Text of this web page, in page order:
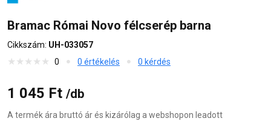
Bramac Római Novo félcserép barna
Cikkszám: UH-033057
0
0 értékelés 0 kérdés
1 045 Ft /db
A termék ára bruttó ár és kizárólag a webshopon leadott